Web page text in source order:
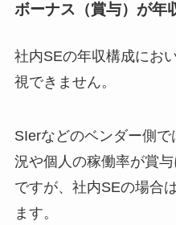
ボーナス（賞与）が年
社内SEの年収構成にお
視できません。
SIerなどのベンダー側
況や個人の稼働率が賞
ですが、社内SEの場合
ます。